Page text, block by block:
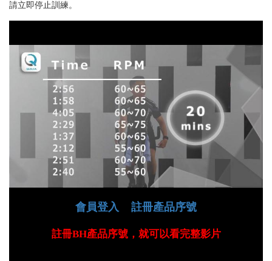
請立即停止訓練。
會員登入 註冊產品序號
註冊BH產品序號，就可以看完整影片